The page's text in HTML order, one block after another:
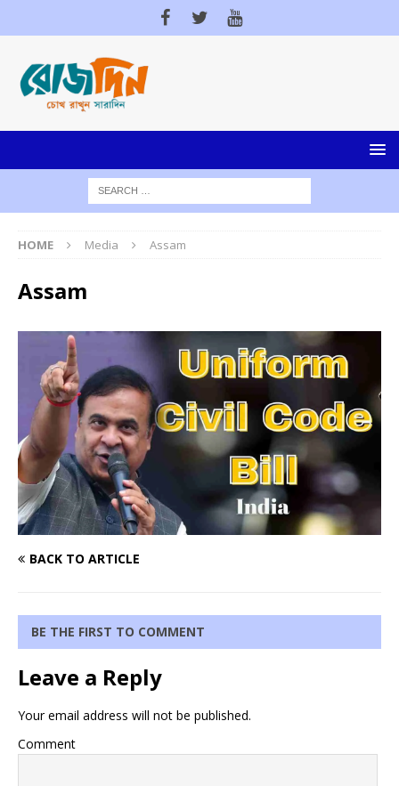
HOME Media Assam
Assam
BACK TO ARTICLE
BE THE FIRST TO COMMENT
Leave a Reply
Your email address will not be published.
Comment